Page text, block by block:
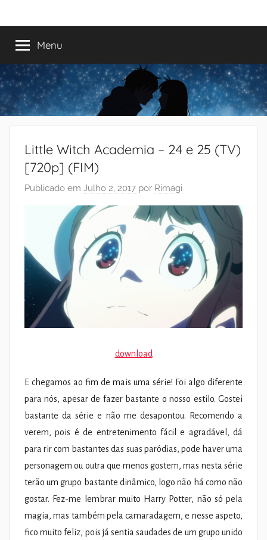
paraMundo
do
Shoujo
anos
a
trazer-
romances
Menu
Little Witch Academia – 24 e 25 (TV)
[720p] (FIM)
Publicado em Julho 2, 2017 por Rimagi
download
E chegamos ao fim de mais uma série! Foi algo diferente
para nós, apesar de fazer bastante o nosso estilo. Gostei
bastante da série e não me desapontou. Recomendo a
verem, pois é de entretenimento fácil e agradável, dá
para rir com bastantes das suas paródias, pode haver uma
personagem ou outra que menos gostem, mas nesta série
terão um grupo bastante dinâmico, logo não há como não
gostar. Fez-me lembrar muito Harry Potter, não só pela
magia, mas também pela camaradagem, e nesse aspeto,
fico muito feliz, pois já sentia saudades de um grupo unido